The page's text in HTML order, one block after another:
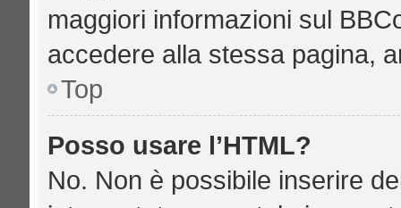
maggiori informazioni sul
accedere alla stessa pagina,
Top
Posso usare l’HTML?
No. Non è possibile inserire